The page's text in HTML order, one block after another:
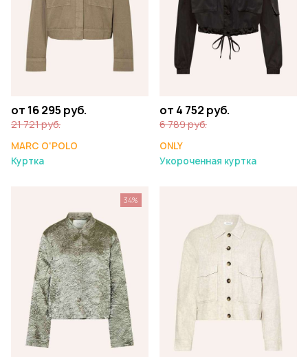
от 16 295 руб.
21 721 руб.
MARC O'POLO
Куртка
от 4 752 руб.
6 789 руб.
ONLY
Укороченная куртка
34%